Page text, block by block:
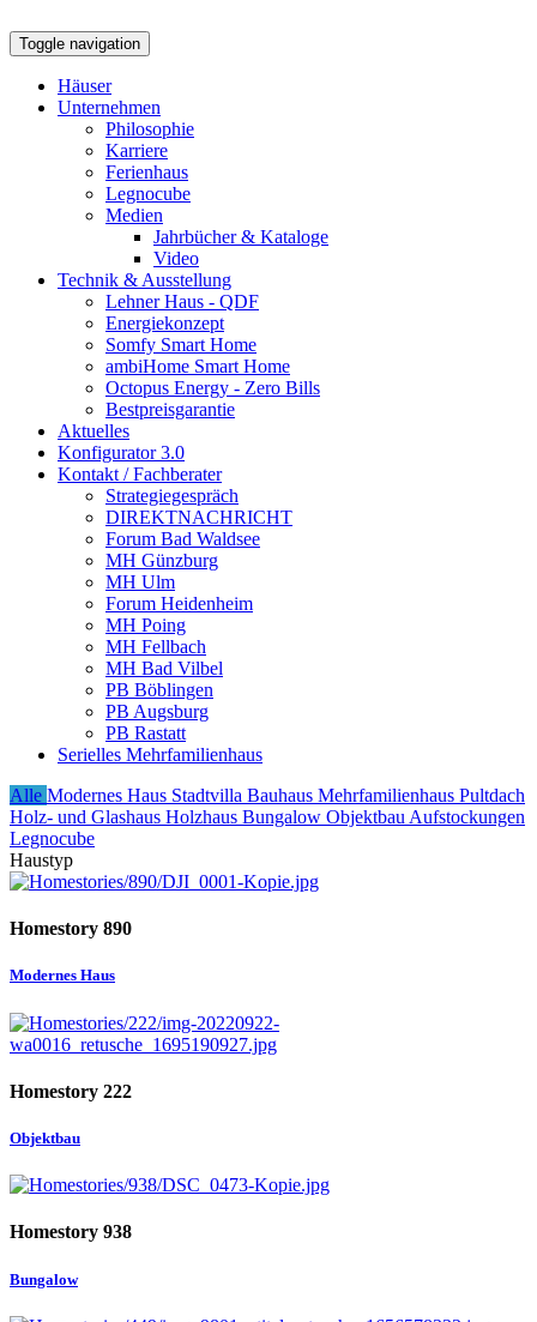
Toggle navigation
Häuser
Unternehmen
Philosophie
Karriere
Ferienhaus
Legnocube
Medien
Jahrbücher & Kataloge
Video
Technik & Ausstellung
Lehner Haus - QDF
Energiekonzept
Somfy Smart Home
ambiHome Smart Home
Octopus Energy - Zero Bills
Bestpreisgarantie
Aktuelles
Konfigurator 3.0
Kontakt / Fachberater
Strategiegespräch
DIREKTNACHRICHT
Forum Bad Waldsee
MH Günzburg
MH Ulm
Forum Heidenheim
MH Poing
MH Fellbach
MH Bad Vilbel
PB Böblingen
PB Augsburg
PB Rastatt
Serielles Mehrfamilienhaus
Alle Modernes Haus Stadtvilla Bauhaus Mehrfamilienhaus Pultdach
Holz- und Glashaus Holzhaus Bungalow Objektbau Aufstockungen
Legnocube
Haustyp
Homestory 890
Modernes Haus
Homestory 222
Objektbau
Homestory 938
Bungalow